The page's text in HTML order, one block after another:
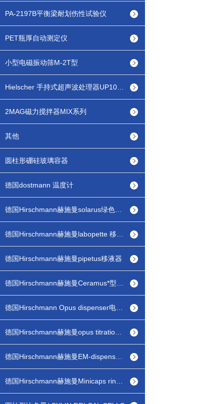
PA-2197B平衡梁耐划伤性试验仪
PET瓶厚自动测定仪
小型电磁振动筛M-2T型
2MAG磁力搅拌器MIX系列
其他
圆柱形硼硅玻璃容器
德国dostmann 温度计
德国Hirschmann赫施曼pipetus移液器